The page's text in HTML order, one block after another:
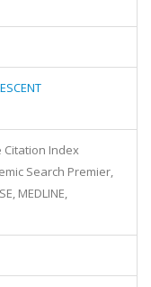
Citation Index
Search Premier,
MEDLINE,